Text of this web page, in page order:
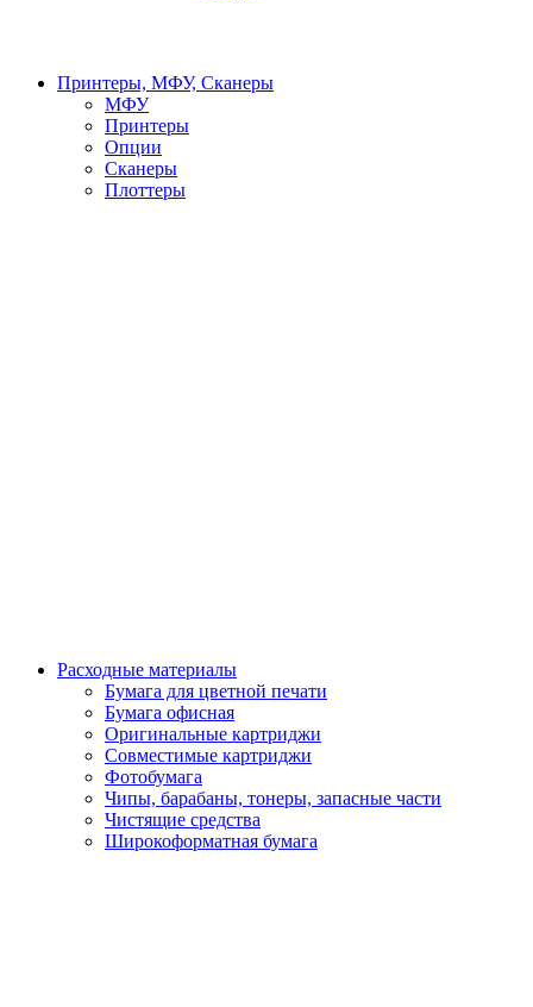
Принтеры, МФУ, Сканеры
МФУ
Принтеры
Опции
Сканеры
Плоттеры
Расходные материалы
Бумага для цветной печати
Бумага офисная
Оригинальные картриджи
Совместимые картриджи
Фотобумага
Чипы, барабаны, тонеры, запасные части
Чистящие средства
Широкоформатная бумага